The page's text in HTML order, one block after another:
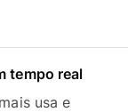
tempo real
usa e